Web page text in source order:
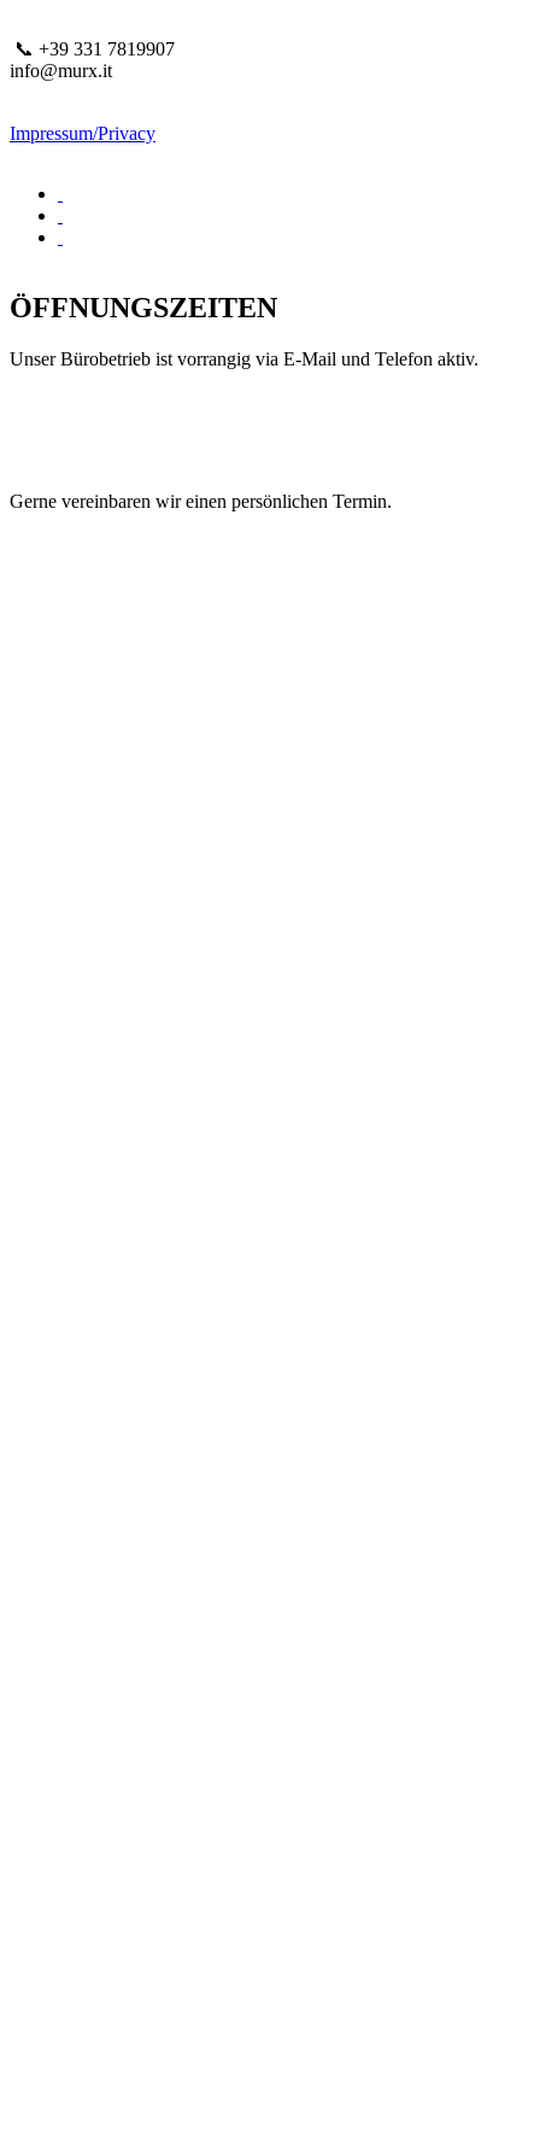
📞 +39 331 7819907
info@murx.it
Impressum/Privacy
ÖFFNUNGSZEITEN
Unser Bürobetrieb ist vorrangig via E-Mail und Telefon aktiv.
Gerne vereinbaren wir einen persönlichen Termin.